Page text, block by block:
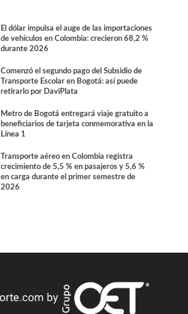
El dólar impulsa el auge de las importaciones
de vehículos en Colombia: crecieron 68,2 %
durante 2026
Comenzó el segundo pago del Subsidio de
Transporte Escolar en Bogotá: así puede
retirarlo por DaviPlata
Metro de Bogotá entregará viaje gratuito a
beneficiarios de tarjeta conmemorativa en la
Línea 1
Transporte aéreo en Colombia registra
crecimiento de 5,5 % en pasajeros y 5,6 %
en carga durante el primer semestre de
2026